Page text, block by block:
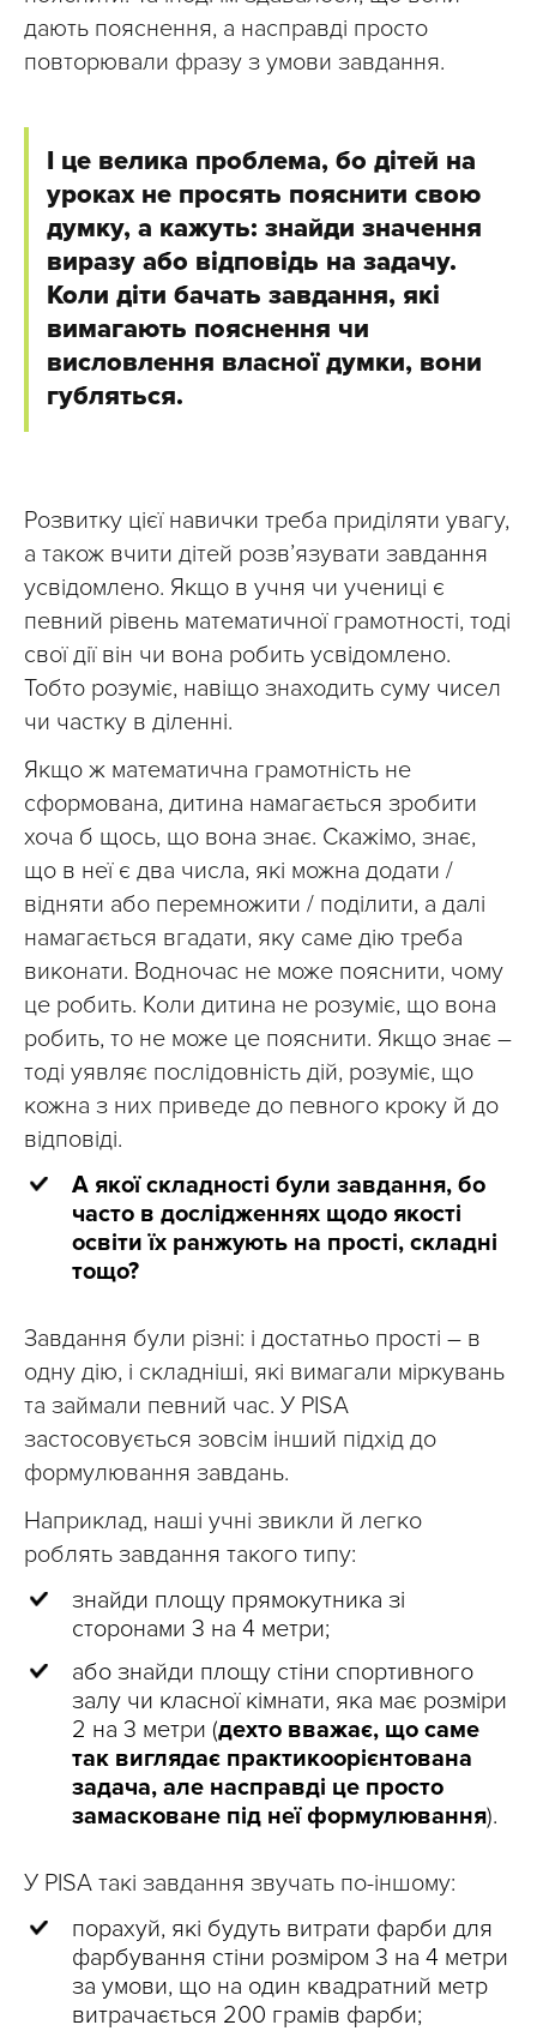
дають пояснення, а насправді просто
повторювали фразу з умови завдання.
І це велика проблема, бо дітей на
уроках не просять пояснити свою
думку, а кажуть: знайди значення
виразу або відповідь на задачу.
Коли діти бачать завдання, які
вимагають пояснення чи
висловлення власної думки, вони
губляться.
Розвитку цієї навички треба приділяти увагу,
а також вчити дітей розв’язувати завдання
усвідомлено. Якщо в учня чи учениці є
певний рівень математичної грамотності, тоді
свої дії він чи вона робить усвідомлено.
Тобто розуміє, навіщо знаходить суму чисел
чи частку в діленні.
Якщо ж математична грамотність не
сформована, дитина намагається зробити
хоча б щось, що вона знає. Скажімо, знає,
що в неї є два числа, які можна додати /
відняти або перемножити / поділити, а далі
намагається вгадати, яку саме дію треба
виконати. Водночас не може пояснити, чому
це робить. Коли дитина не розуміє, що вона
робить, то не може це пояснити. Якщо знає –
тоді уявляє послідовність дій, розуміє, що
кожна з них приведе до певного кроку й до
відповіді.
А якої складності були завдання, бо
часто в дослідженнях щодо якості
освіти їх ранжують на прості, складні
тощо?
Завдання були різні: і достатньо прості – в
одну дію, і складніші, які вимагали міркувань
та займали певний час. У PISA
застосовується зовсім інший підхід до
формулювання завдань.
Наприклад, наші учні звикли й легко
роблять завдання такого типу:
знайди площу прямокутника зі
сторонами 3 на 4 метри;
або знайди площу стіни спортивного
залу чи класної кімнати, яка має розміри
2 на 3 метри (дехто вважає, що саме
так виглядає практикоорієнтована
задача, але насправді це просто
замасковане під неї формулювання).
У PISA такі завдання звучать по-іншому:
порахуй, які будуть витрати фарби для
фарбування стіни розміром 3 на 4 метри
за умови, що на один квадратний метр
витрачається 200 грамів фарби;